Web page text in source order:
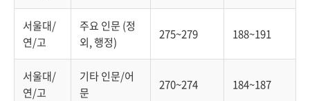
서울대/
연/고
주요 인문 (정
외, 행정)
275~279 188~191
서울대/
연/고
기타 인문/어
문
270~274 184~187